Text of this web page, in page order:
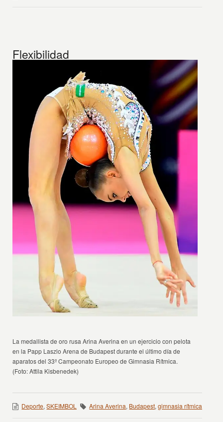
Flexibilidad
La medallista de oro rusa Arina Averina en un ejercicio con pelota
en la Papp Laszlo Arena de Budapest durante el último día de
aparatos del 33º Campeonato Europeo de Gimnasia Rítmica.
(Foto: Attila Kisbenedek)
Deporte,SKEIMBOL Arina Averina, Budapest,gimnasia rítmica